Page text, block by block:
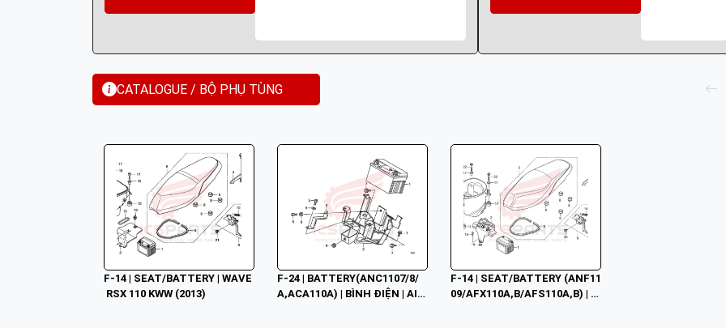
CATALOGUE / BỘ PHỤ TÙNG
F-14 | SEAT/BATTERY | WAVE
RSX 110 KWW (2013)
F-24 | BATTERY(ANC1107/8/
A,ACA110A) | BÌNH ĐIỆN | AIR
F-14 | SEAT/BATTERY (ANF11
09/AFX110A,B/AFS110A,B) | W